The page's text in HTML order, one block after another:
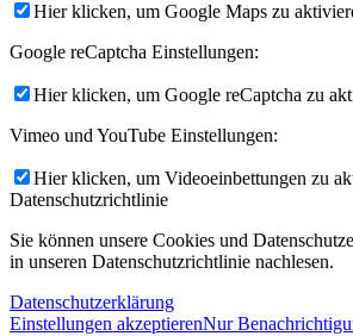
Hier klicken, um Google Maps zu
Google reCaptcha Einstellungen:
Hier klicken, um Google reCaptcha zu
Vimeo und YouTube Einstellungen:
Hier klicken, um Videoeinbettungen zu
Datenschutzrichtlinie
Sie können unsere Cookies und
in unseren Datenschutzrichtlinie nachlesen.
Datenschutzerklärung
Einstellungen akzeptierenNur